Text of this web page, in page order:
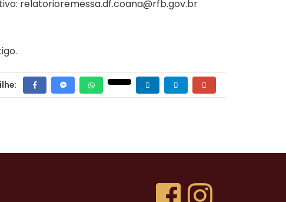
relatorioremessa.df.coana@rfb.gov.br